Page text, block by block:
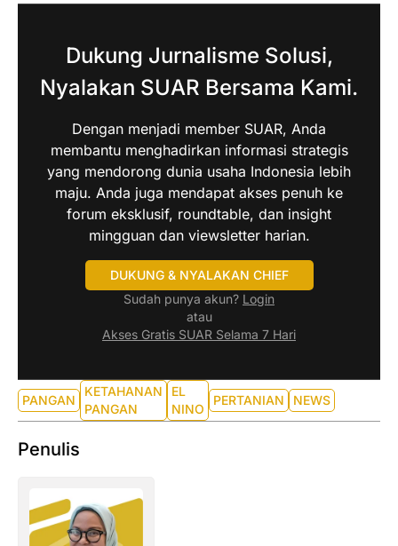
Dukung Jurnalisme Solusi,
Nyalakan SUAR Bersama Kami.
Dengan menjadi member SUAR, Anda
membantu menghadirkan informasi strategis
yang mendorong dunia usaha Indonesia lebih
maju. Anda juga mendapat akses penuh ke
forum eksklusif, roundtable, dan insight
mingguan dan viewsletter harian.
DUKUNG & NYALAKAN CHIEF
Sudah punya akun? Login
atau
Akses Gratis SUAR Selama 7 Hari
PANGAN
KETAHANAN
PANGAN
EL
NINO
PERTANIAN NEWS
Penulis